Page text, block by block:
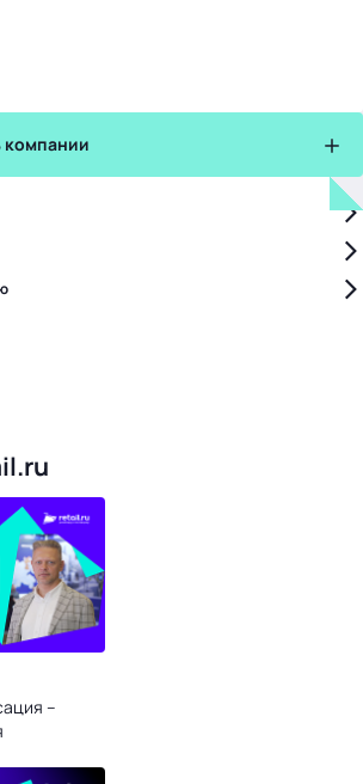
компании
в бизнес-центре:
–